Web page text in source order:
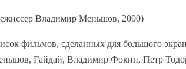
Владимир Меньшов, 2000)
фильмов, сделанных для большого
Гайдай, Владимир Фокин, Петр